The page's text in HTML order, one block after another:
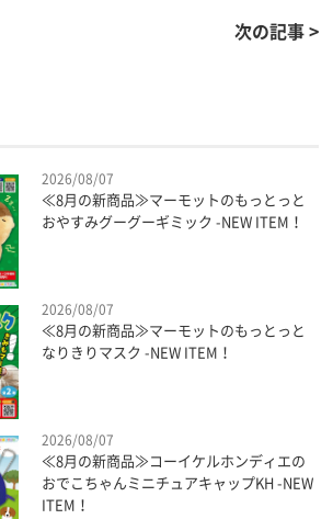
次の記事 >
2026/08/07
≪8月の新商品≫マーモットのもっとっと
おやすみグーグーギミック -NEW ITEM！
2026/08/07
≪8月の新商品≫マーモットのもっとっと
なりきりマスク -NEW ITEM！
2026/08/07
≪8月の新商品≫コーイケルホンディエの
おでこちゃんミニチュアキャップKH -NEW
ITEM！